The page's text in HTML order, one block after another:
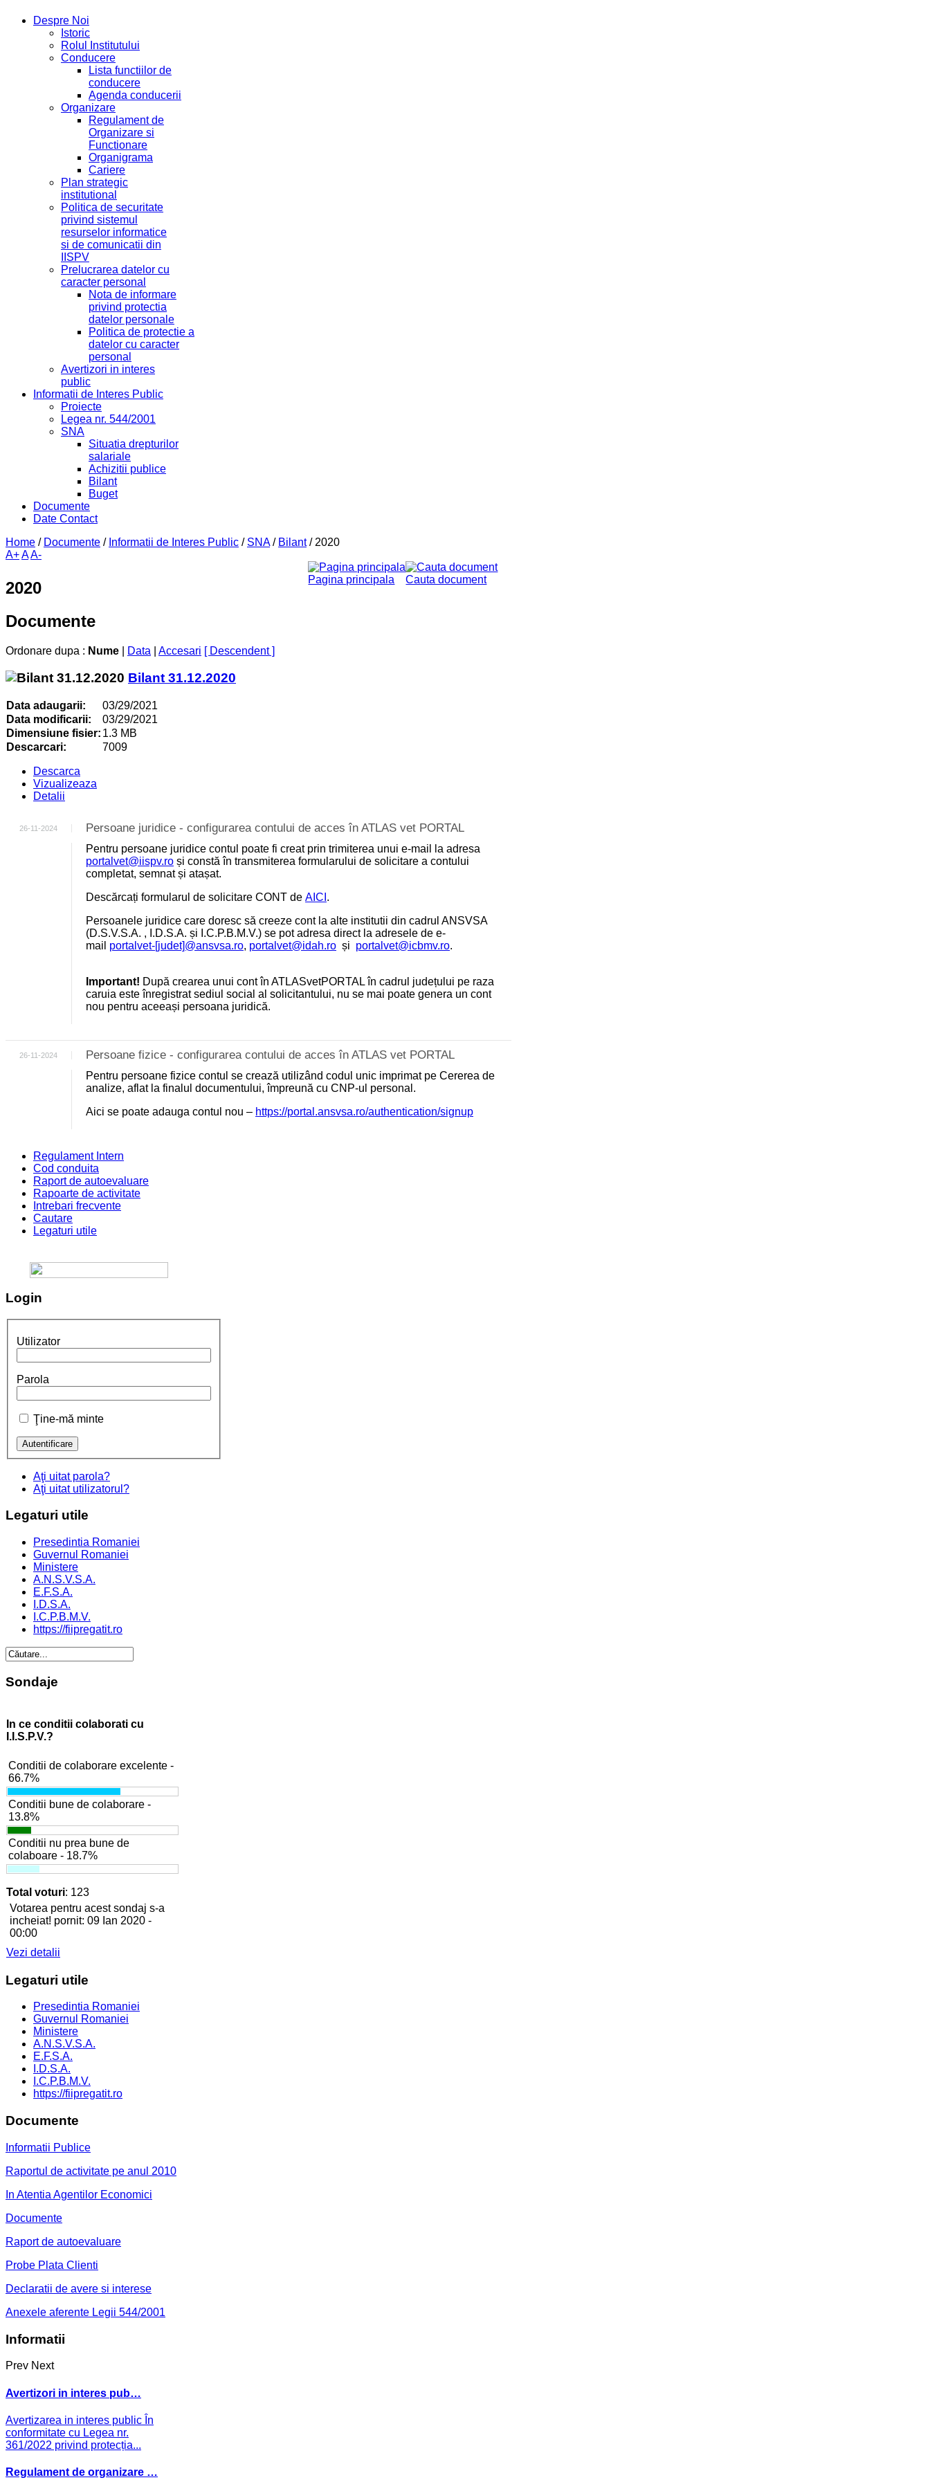
Despre Noi
Istoric
Rolul Institutului
Conducere
Lista functiilor de
conducere
Agenda conducerii
Organizare
Regulament de
Organizare si
Functionare
Organigrama
Cariere
Plan strategic
institutional
Politica de securitate
privind sistemul
resurselor informatice
si de comunicatii din
IISPV
Prelucrarea datelor cu
caracter personal
Nota de informare
privind protectia
datelor personale
Politica de protectie a
datelor cu caracter
personal
Avertizori in interes
public
Informatii de Interes Public
Proiecte
Legea nr. 544/2001
SNA
Situatia drepturilor
salariale
Achizitii publice
Bilant
Buget
Documente
Date Contact
Home / Documente / Informatii de Interes Public / SNA / Bilant /2020
A+AA-
Cauta document
Pagina principala
2020
Documente
Ordonare dupa : Nume Data Accesari [ Descendent ]
Bilant 31.12.2020
Data adaugarii:
03/29/2021
Data modificarii:
03/29/2021
Dimensiune fisier: 1.3 MB
Descarcari:
7009
Descarca
Vizualizeaza
Detalii
26-11-2024 Persoane juridice - configurarea contului de acces în ATLAS vet PORTAL
Pentru persoane juridice contul poate fi creat prin trimiterea unui e-mail la adresa
portalvet@iispv.ro și constă în transmiterea formularului de solicitare a contului
completat, semnat și atașat.
Descărcați formularul de solicitare CONT de AICI .
Persoanele juridice care doresc să creeze cont la alte institutii din cadrul ANSVSA
(D.S.V.S.A. , I.D.S.A. și I.C.P.B.M.V.) se pot adresa direct la adresele de e-
mail portalvet-[judet]@ansvsa.ro, portalvet@idah.ro și portalvet@icbmv.ro.
Important! După crearea unui cont în ATLASvetPORTAL în cadrul județului pe raza
caruia este înregistrat sediul social al solicitantului, nu se mai poate genera un cont
nou pentru aceeași persoana juridică.
26-11-2024 Persoane fizice - configurarea contului de acces în ATLAS vet PORTAL
Pentru persoane fizice contul se crează utilizând codul unic imprimat pe Cererea de
analize, aflat la finalul documentului, împreună cu CNP-ul personal.
Aici se poate adauga contul nou – https://portal.ansvsa.ro/authentication/signup
Regulament Intern
Cod conduita
Raport de autoevaluare
Rapoarte de activitate
Intrebari frecvente
Cautare
Legaturi utile
Login
Utilizator
Parola
Ţine-mă minte
Aţi uitat parola?
Aţi uitat utilizatorul?
Legaturi utile
Presedintia Romaniei
Guvernul Romaniei
Ministere
A.N.S.V.S.A.
E.F.S.A.
I.D.S.A.
I.C.P.B.M.V.
https://fiipregatit.ro
Sondaje
In ce conditii colaborati cu
I.I.S.P.V.?
Conditii de colaborare excelente -
66.7%
Conditii bune de colaborare -
13.8%
Conditii nu prea bune de
colaboare - 18.7%
Total voturi: 123
Votarea pentru acest sondaj s-a
incheiat! pornit: 09 Ian 2020 -
00:00
Vezi detalii
Legaturi utile
Presedintia Romaniei
Guvernul Romaniei
Ministere
A.N.S.V.S.A.
E.F.S.A.
I.D.S.A.
I.C.P.B.M.V.
https://fiipregatit.ro
Documente
Informatii Publice
Raportul de activitate pe anul 2010
In Atentia Agentilor Economici
Documente
Raport de autoevaluare
Probe Plata Clienti
Declaratii de avere si interese
Anexele aferente Legii 544/2001
Informatii
Prev Next
Avertizori in interes pub…
Avertizarea in interes public În
conformitate cu Legea nr.
361/2022 privind protecția...
Regulament de organizare …